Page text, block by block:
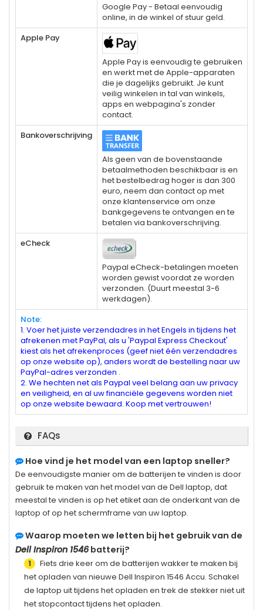
Google Pay - Betaal eenvoudig
online, in de winkel of stuur geld.
Apple Pay
Apple Pay is eenvoudig te gebruiken
en werkt met de Apple-apparaten
die je dagelijks gebruikt. Je kunt
veilig winkelen in tal van winkels,
apps en webpagina's zonder
contact.
Bankoverschrijving
Als geen van de bovenstaande
betaalmethoden beschikbaar is en
het bestelbedrag hoger is dan 300
euro, neem dan contact op met
onze klantenservice om onze
bankgegevens te ontvangen en te
betalen via bankoverschrijving.
eCheck
Paypal eCheck-betalingen moeten
worden gewist voordat ze worden
verzonden. (Duurt meestal 3-6
werkdagen).
Note:
1. Voer het juiste verzendadres in het Engels in tijdens het
afrekenen met PayPal, als u 'Paypal Express Checkout'
kiest als het afrekenproces (geef niet één verzendadres
op onze website op), anders wordt de bestelling naar uw
PayPal-adres verzonden .
2. We hechten net als Paypal veel belang aan uw privacy
en veiligheid, en al uw financiële gegevens worden niet
op onze website bewaard. Koop met vertrouwen!
FAQs
Hoe vind je het model van een laptop sneller?
De eenvoudigste manier om de batterijen te vinden is door
gebruik te maken van het model van de Dell laptop, dat
meestal te vinden is op het etiket aan de onderkant van de
laptop of op het schermframe van uw laptop.
Waarop moeten we letten bij het gebruik van de
Dell Inspiron 1546batterij?
1
Fiets drie keer om de batterijen wakker te maken bij
het opladen van nieuwe Dell Inspiron 1546 Accu. Schakel
de laptop uit tijdens het opladen en trek de stekker niet uit
het stopcontact tijdens het opladen.